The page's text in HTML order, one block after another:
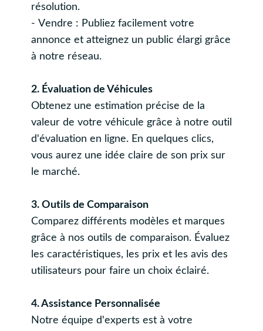
résolution.
- Vendre : Publiez facilement votre
annonce et atteignez un public élargi grâce
à notre réseau.
2. Évaluation de Véhicules
Obtenez une estimation précise de la
valeur de votre véhicule grâce à notre outil
d'évaluation en ligne. En quelques clics,
vous aurez une idée claire de son prix sur
le marché.
3. Outils de Comparaison
Comparez différents modèles et marques
grâce à nos outils de comparaison. Évaluez
les caractéristiques, les prix et les avis des
utilisateurs pour faire un choix éclairé.
4. Assistance Personnalisée
Notre équipe d'experts est à votre